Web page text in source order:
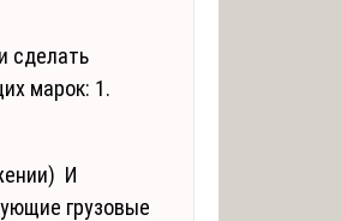
сделать
марок: 1.
И
грузовые